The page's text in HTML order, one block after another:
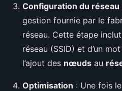
Configuration du réseau
gestion fournie par le
réseau. Cette étape
réseau (SSID) et d’un
l’ajout des nœuds au
Optimisation : Une fois le